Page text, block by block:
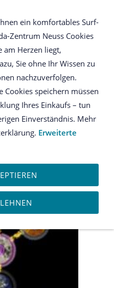
- SEPHIROT
Zentrum Neuss Cookies
am Herzen liegt,
Sie ohne Ihr Wissen zu
nachzuverfolgen.
Cookies speichern müssen
Ihres Einkaufs – tun
Einverständnis. Mehr
Erweiterte